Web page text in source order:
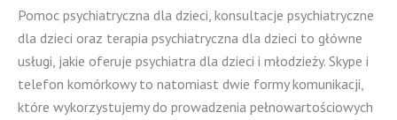
Pomoc psychiatryczna dla dzieci, konsultacje psychiatryczne
dla dzieci oraz terapia psychiatryczna dla dzieci to główne
usługi, jakie oferuje psychiatra dla dzieci i młodzieży. Skype i
telefon komórkowy to natomiast dwie formy komunikacji,
które wykorzystujemy do prowadzenia pełnowartościowych